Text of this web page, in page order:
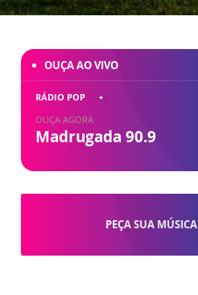
PEÇA SUA MÚSICA
OUÇA AO VIVO
RÁDIO POP
OUÇA AGORA
Madrugada 90.9